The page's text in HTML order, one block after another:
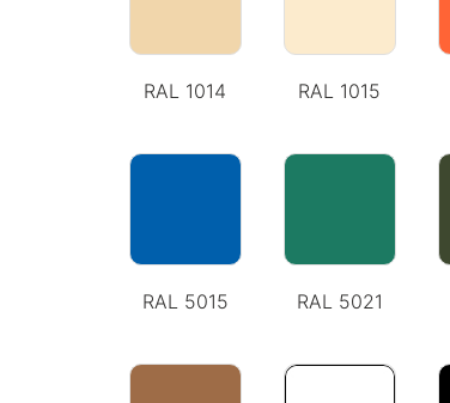
RAL 1014 RAL 1015
RAL 5015 RAL 5021